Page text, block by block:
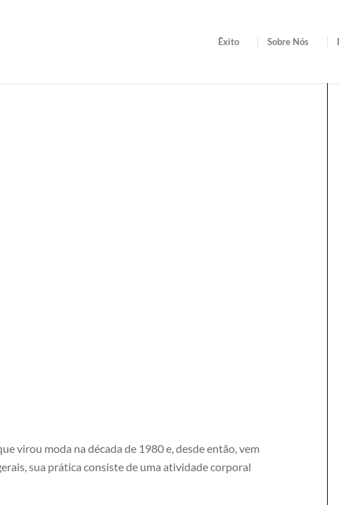
Êxito Sobre Nós
virou moda na década de 1980 e, desde então, vem
sua prática consiste de uma atividade corporal